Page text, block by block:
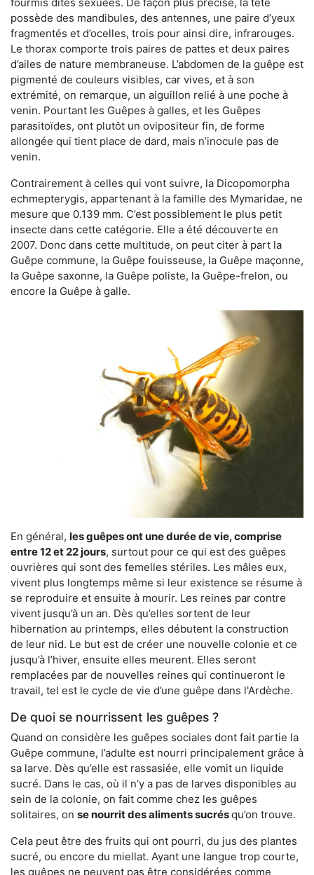
possède des mandibules, des antennes, une paire d’yeux
fragmentés et d’ocelles, trois pour ainsi dire, infrarouges.
Le thorax comporte trois paires de pattes et deux paires
d’ailes de nature membraneuse. L’abdomen de la guêpe est
pigmenté de couleurs visibles, car vives, et à son
extrémité, on remarque, un aiguillon relié à une poche à
venin. Pourtant les Guêpes à galles, et les Guêpes
parasitoïdes, ont plutôt un ovipositeur fin, de forme
allongée qui tient place de dard, mais n’inocule pas de
venin.
Contrairement à celles qui vont suivre, la Dicopomorpha
echmepterygis, appartenant à la famille des Mymaridae, ne
mesure que 0.139 mm. C’est possiblement le plus petit
insecte dans cette catégorie. Elle a été découverte en
2007. Donc dans cette multitude, on peut citer à part la
Guêpe commune, la Guêpe fouisseuse, la Guêpe maçonne,
la Guêpe saxonne, la Guêpe poliste, la Guêpe-frelon, ou
encore la Guêpe à galle.
En général, les guêpes ont une durée de vie, comprise
entre 12 et 22 jours, surtout pour ce qui est des guêpes
ouvrières qui sont des femelles stériles. Les mâles eux,
vivent plus longtemps même si leur existence se résume à
se reproduire et ensuite à mourir. Les reines par contre
vivent jusqu’à un an. Dès qu’elles sortent de leur
hibernation au printemps, elles débutent la construction
de leur nid. Le but est de créer une nouvelle colonie et ce
jusqu’à l’hiver, ensuite elles meurent. Elles seront
remplacées par de nouvelles reines qui continueront le
travail, tel est le cycle de vie d’une guêpe dans l'Ardèche.
De quoi se nourrissent les guêpes ?
Quand on considère les guêpes sociales dont fait partie la
Guêpe commune, l’adulte est nourri principalement grâce à
sa larve. Dès qu’elle est rassasiée, elle vomit un liquide
sucré. Dans le cas, où il n’y a pas de larves disponibles au
sein de la colonie, on fait comme chez les guêpes
solitaires, on se nourrit des aliments sucrésqu’on trouve.
Cela peut être des fruits qui ont pourri, du jus des plantes
sucré, ou encore du miellat. Ayant une langue trop courte,
les guêpes ne peuvent pas être considérées comme